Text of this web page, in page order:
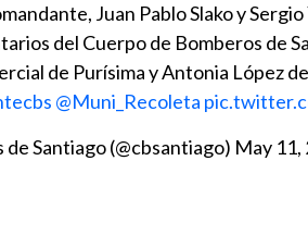
Juan Pablo Slako y
del Cuerpo de Bomberos de
de Purísima y Antonia López
@Muni_Recoleta
Santiago (@cbsantiago) May 11,